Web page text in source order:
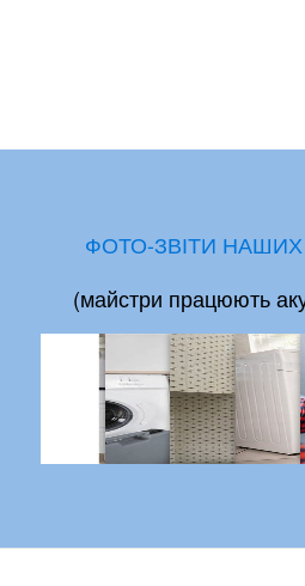
ФОТО-ЗВІТИ НАШИХ
(майстри працюють